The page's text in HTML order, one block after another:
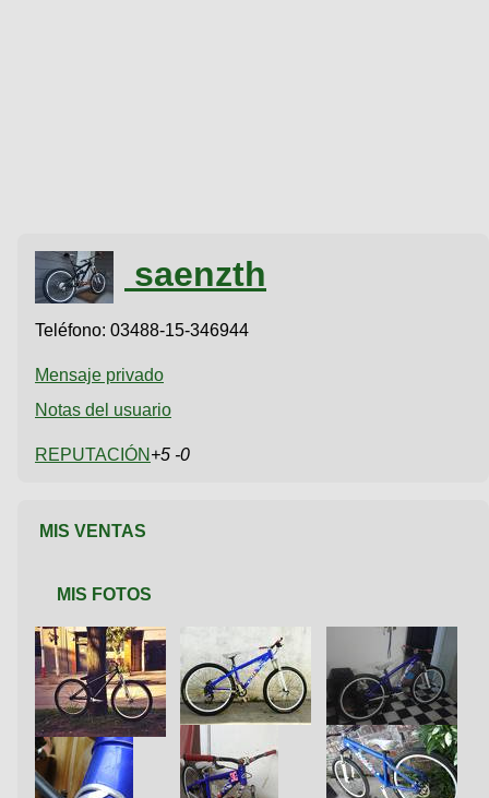
saenzth
Teléfono: 03488-15-346944
Mensaje privado
Notas del usuario
REPUTACIÓN +5 -0
MIS VENTAS
MIS FOTOS